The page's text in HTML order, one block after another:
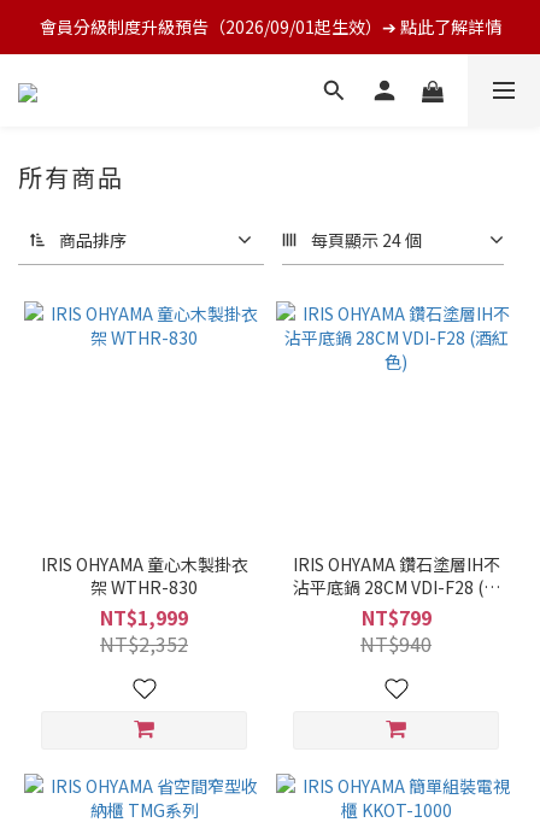
會員分級制度升級預告（2026/09/01起生效）➔ 點此了解詳情
所有商品
商品排序 每頁顯示 24 個
IRIS OHYAMA 童心木製掛衣
架 WTHR-830
NT$1,999
NT$2,352
IRIS OHYAMA 鑽石塗層IH不
沾平底鍋 28CM VDI-F28 (酒
紅色)
NT$799
NT$940